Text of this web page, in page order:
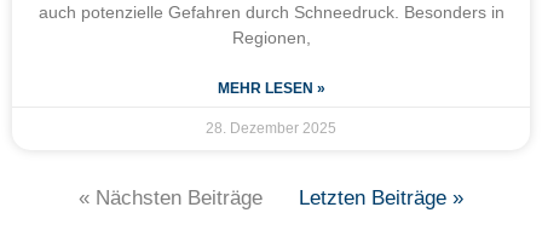
auch potenzielle Gefahren durch Schneedruck. Besonders in
Regionen,
MEHR LESEN »
28. Dezember 2025
« Nächsten Beiträge Letzten Beiträge »